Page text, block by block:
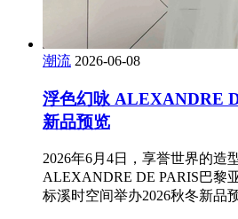
潮流 2026-06-08
浮色幻咏 ALEXANDRE
新品预览
2026年6月4日，享誉世界的造
ALEXANDRE DE PARIS巴黎
标溪时空间举办2026秋冬新品